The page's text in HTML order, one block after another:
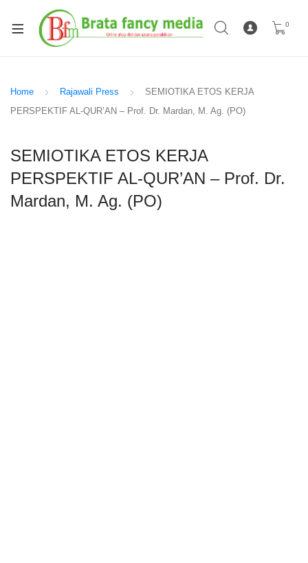
0
Home Rajawali Press
SEMIOTIKA ETOS KERJA
PERSPEKTIF AL-QUR’AN – Prof. Dr. Mardan, M. Ag. (PO)
SEMIOTIKA ETOS KERJA
PERSPEKTIF AL-QUR’AN – Prof. Dr.
Mardan, M. Ag. (PO)